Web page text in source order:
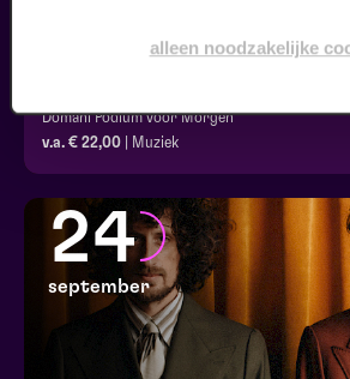
alleen noodzakelijke
Domani Podium voor Morgen
v.a. € 22,00 | Muziek
24
september